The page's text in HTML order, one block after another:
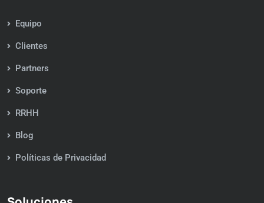
Equipo
Clientes
Partners
Soporte
RRHH
Blog
Políticas de Privacidad